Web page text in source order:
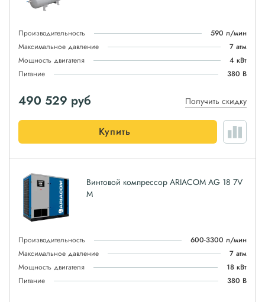
Производительность
590 л/мин
Максимальное давление
7 атм
Мощность двигателя
4 кВт
Питание
380 В
490 529 руб Получить скидку
Купить
Винтовой компрессор ARIACOM AG 18 7V
M
Производительность
600-3300 л/мин
Максимальное давление
7 атм
Мощность двигателя
18 кВт
Питание
380 В